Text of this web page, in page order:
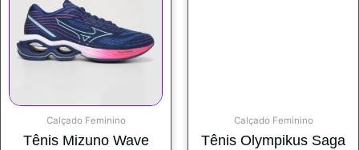
Calçado Feminino
Tênis Mizuno Wave
Calçado Feminino
Tênis Olympikus Saga